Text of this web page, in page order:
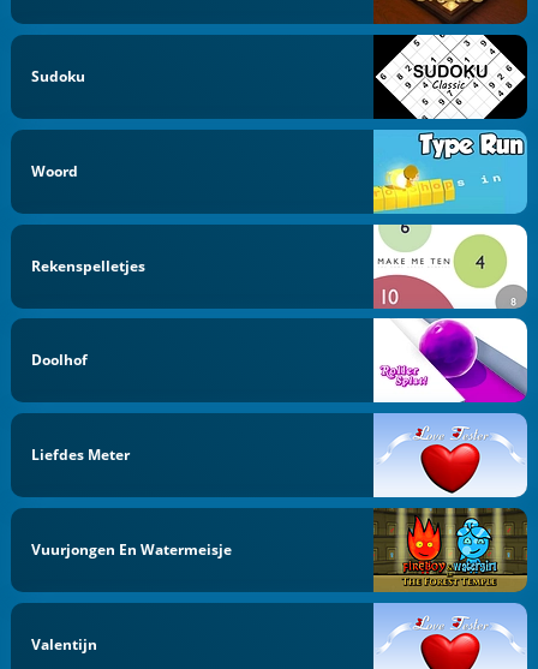
Sudoku
Woord
Rekenspelletjes
Doolhof
Liefdes Meter
Vuurjongen En Watermeisje
Valentijn